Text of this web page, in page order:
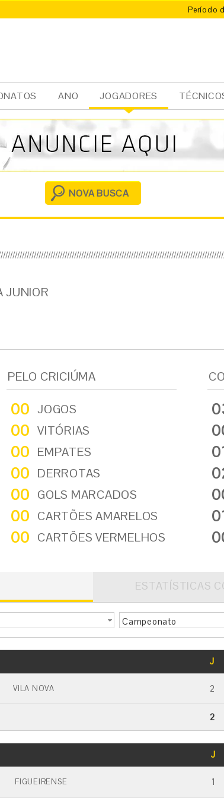
Período
ANO JOGADORES
cia
l
NOVA BUSCA
JUNIOR
PELO CRICIÚMA
00 JOGOS
00 VITÓRIAS
00 EMPATES
00 DERROTAS
00 GOLS MARCADOS
00 CARTÕES AMARELOS
00 CARTÕES VERMELHOS
ESTATÍSTICAS
Campeonato
J
VILA NOVA 2
2
J
FIGUEIRENSE 1